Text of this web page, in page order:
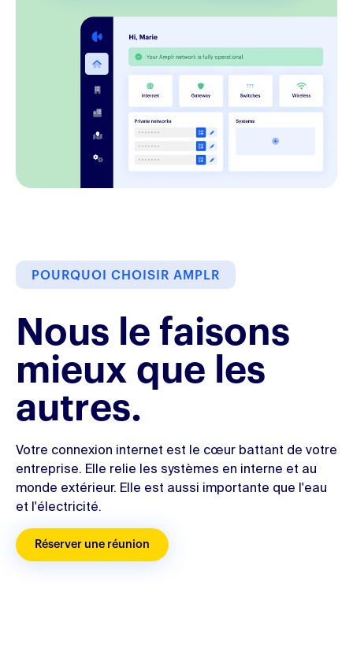
POURQUOI CHOISIR AMPLR
Nous le faisons
mieux que les
autres.
Votre connexion internet est le cœur battant de votre
entreprise. Elle relie les systèmes en interne et au
monde extérieur. Elle est aussi importante que l'eau
et l'électricité.
Réserver une réunion